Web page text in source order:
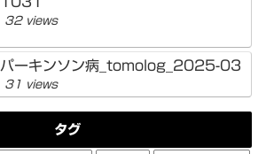
32 views
パーキンソン病_tomolog_2025-03
31 views
タグ